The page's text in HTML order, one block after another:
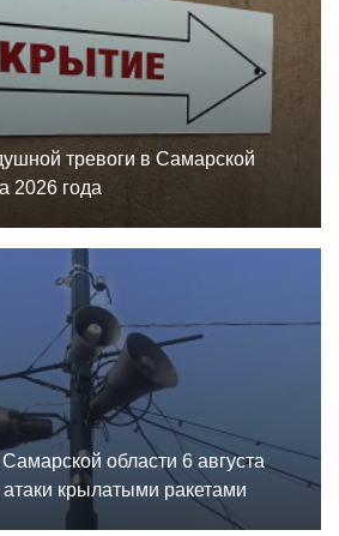
тревоги в Самарской
2026 года
области 6 августа
атаки крылатыми ракетами